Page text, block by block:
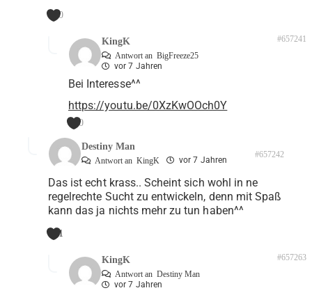
0
KingK
Antwort an BigFreeze25
vor 7 Jahren
#657241
Bei Interesse^^
https://youtu.be/0XzKwOOch0Y
0
Destiny Man
Antwort an KingK vor 7 Jahren
#657242
Das ist echt krass.. Scheint sich wohl in ne
regelrechte Sucht zu entwickeln, denn mit Spaß
kann das ja nichts mehr zu tun haben^^
1
KingK
Antwort an Destiny Man
vor 7 Jahren
#657263